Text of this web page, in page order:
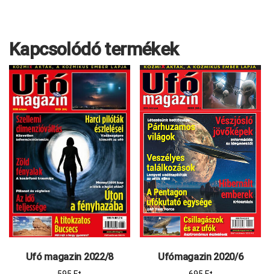
Kapcsolódó termékek
Ufó magazin 2022/8 Ufómagazin 2020/6